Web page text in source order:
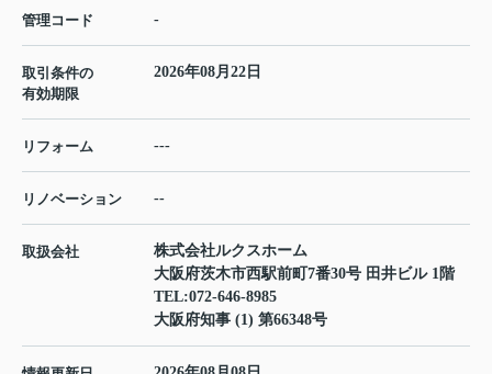
管理コード -
取引条件の
有効期限
2026年08月22日
リフォーム ---
リノベーション --
取扱会社
株式会社ルクスホーム
大阪府茨木市西駅前町7番30号 田井ビル 1階
TEL:072-646-8985
大阪府知事 (1) 第66348号